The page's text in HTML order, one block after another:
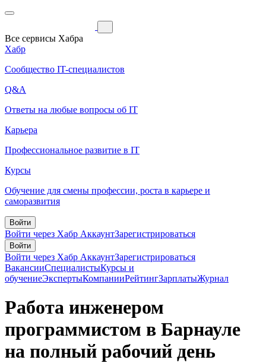
Все сервисы Хабра
Хабр
Сообщество IT-специалистов
Q&A
Ответы на любые вопросы об IT
Карьера
Профессиональное развитие в IT
Курсы
Обучение для смены профессии, роста в карьере и
саморазвития
Войти
Войти через Хабр АккаунтЗарегистрироваться
Войти
Войти через Хабр АккаунтЗарегистрироваться
ВакансииСпециалистыКурсы и
обучениеЭкспертыКомпанииРейтингЗарплатыЖурнал
Работа инженером
программистом в Барнауле
на полный рабочий день